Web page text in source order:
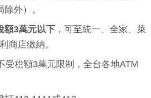
外）。
額3萬元以下 ，可至統一、全家、萊
商店繳納。
受稅額3萬元限制，全台各地ATM